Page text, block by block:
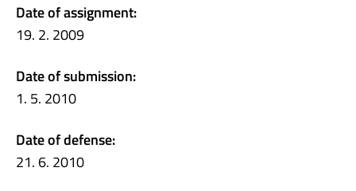
Date of assignment:
19. 2. 2009
Date of submission:
1. 5. 2010
Date of defense:
21. 6. 2010